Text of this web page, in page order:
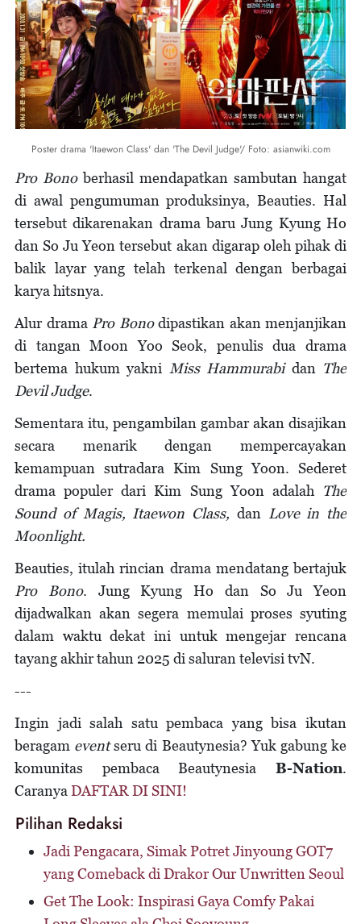
Poster drama 'Itaewon Class' dan 'The Devil Judge'/ Foto: asianwiki.com
Pro Bonoberhasil mendapatkan sambutan hangat
di awal pengumuman produksinya, Beauties. Hal
tersebut dikarenakan drama baru Jung Kyung Ho
dan So Ju Yeon tersebut akan digarap oleh pihak di
balik layar yang telah terkenal dengan berbagai
karya hitsnya.
Alur drama Pro Bonodipastikan akan menjanjikan
di tangan Moon Yoo Seok, penulis dua drama
bertema hukum yakni Miss Hammurabidan The
Devil Judge.
Sementara itu, pengambilan gambar akan disajikan
secara menarik dengan mempercayakan
kemampuan sutradara Kim Sung Yoon. Sederet
drama populer dari Kim Sung Yoon adalah The
Sound of Magis, Itaewon Class, dan Love in the
Moonlight.
Beauties, itulah rincian drama mendatang bertajuk
Pro Bono. Jung Kyung Ho dan So Ju Yeon
dijadwalkan akan segera memulai proses syuting
dalam waktu dekat ini untuk mengejar rencana
tayang akhir tahun 2025 di saluran televisi tvN.
---
Ingin jadi salah satu pembaca yang bisa ikutan
beragam eventseru di Beautynesia? Yuk gabung ke
komunitas pembaca Beautynesia B-Nation.
Caranya DAFTAR DI SINI!
Pilihan Redaksi
Jadi Pengacara, Simak Potret Jinyoung GOT7
yang Comeback di Drakor Our Unwritten Seoul
Get The Look: Inspirasi Gaya Comfy Pakai